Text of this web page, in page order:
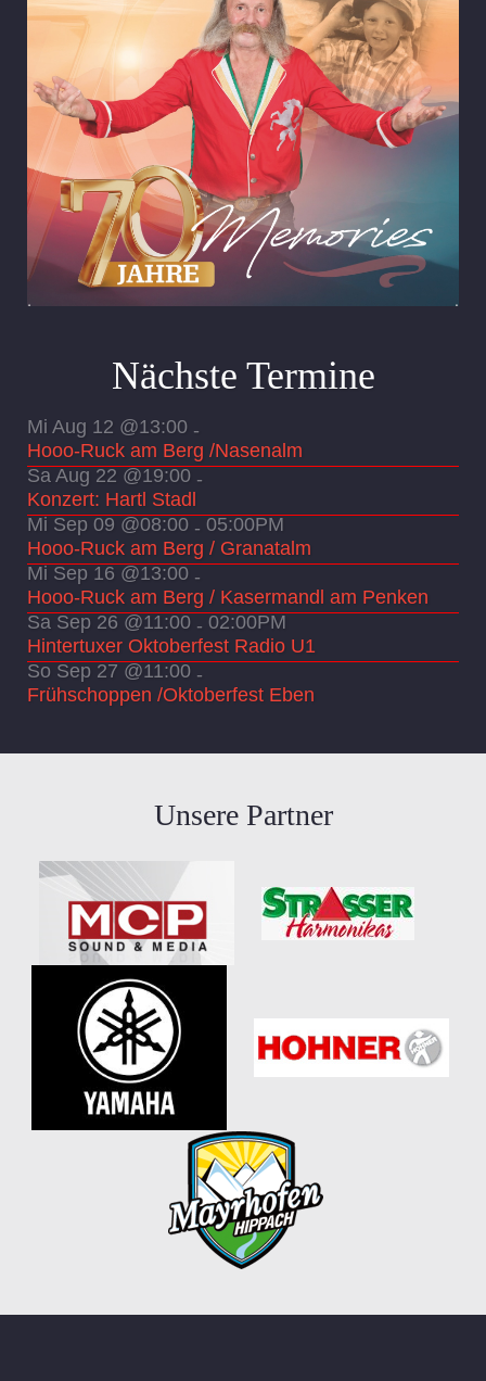
Nächste Termine
Mi Aug 12 @13:00 -
Hooo-Ruck am Berg /Nasenalm
Sa Aug 22 @19:00 -
Konzert: Hartl Stadl
Mi Sep 09 @08:00 - 05:00PM
Hooo-Ruck am Berg / Granatalm
Mi Sep 16 @13:00 -
Hooo-Ruck am Berg / Kasermandl am Penken
Sa Sep 26 @11:00 - 02:00PM
Hintertuxer Oktoberfest Radio U1
So Sep 27 @11:00 -
Frühschoppen /Oktoberfest Eben
Unsere Partner